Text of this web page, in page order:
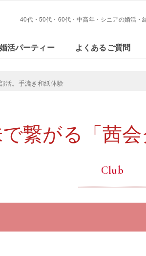
40代・50代・60代・中高年・シニアの婚活・
婚活パーティー よくあるご質問
活。手漉き和紙体験
繋がる「茜会
Club